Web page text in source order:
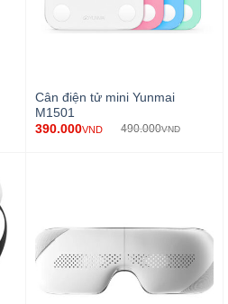
Cân điện tử mini Yunmai
M1501
390.000VND 490.000VND